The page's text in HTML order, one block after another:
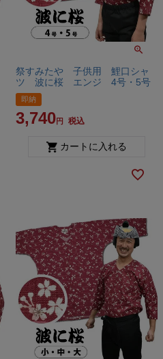
祭すみたや 子供用 鯉口シャ
ツ 波に桜 エンジ 4号・5号
即納
3,740 税込
カートに入れる